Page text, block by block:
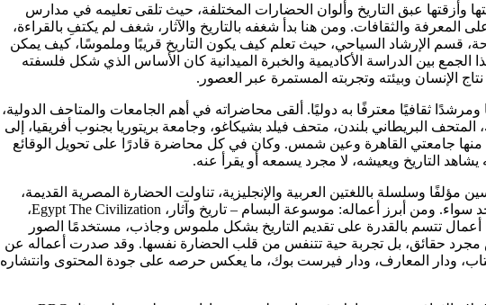
وأزقتها عبق التاريخ وألوان الحضارات المختلفة، حيث تلقى تعليمه في مدارس
المعرفة والثقافات. ومن هنا بدأ شغفه بالتاريخ والآثار، شغف لم يكتفِ بالقراءة،
قسم الإرشاد السياحي، حيث تعلم كيف يكون التاريخ قريبًا وملموسًا، كيف يمكن
بين الدراسة الأكاديمية والخبرة الميدانية كان الأساس الذي شكل فلسفته
الإنسان وبيئته وتجربته المستمرة عبر العصور.
ثقافيًا معترفًا به دوليًا. ألقى محاضراته في أهم الجامعات والمتاحف الدولية،
البريطاني بلندن، متحف فيلد بشيكاغو، وجامعة بريتوريا بجنوب أفريقيا، إلى
جامعتي القاهرة وعين شمس. وكان في كل محاضرة قادرًا على تحويل الوقائع
التاريخ ويعيشه، لا مجرد يسمعه أو يقرأ عنه.
وسلسلة باللغتين العربية والإنجليزية، تناولت الحضارة المصرية القديمة،
الآثار، العمارة الإسلامية، والتاريخ للكبار والصغار على حد سواء. ومن أبرز أعماله: موسوعة البسام – تاريخ وآثار، Egypt The Civilization،
تتسم بالقدرة على تقديم التاريخ بشكل ملموس وجاذب، مستخدمًا الصور
مجرد حقائق، بل تجربة حية تتنفس من قلب الحضارة نفسها. وقد صدرت أعماله عن
ودار المعارف، ودار فيرست بوك، ما يعكس حرصه على جودة المحتوى وانتشاره